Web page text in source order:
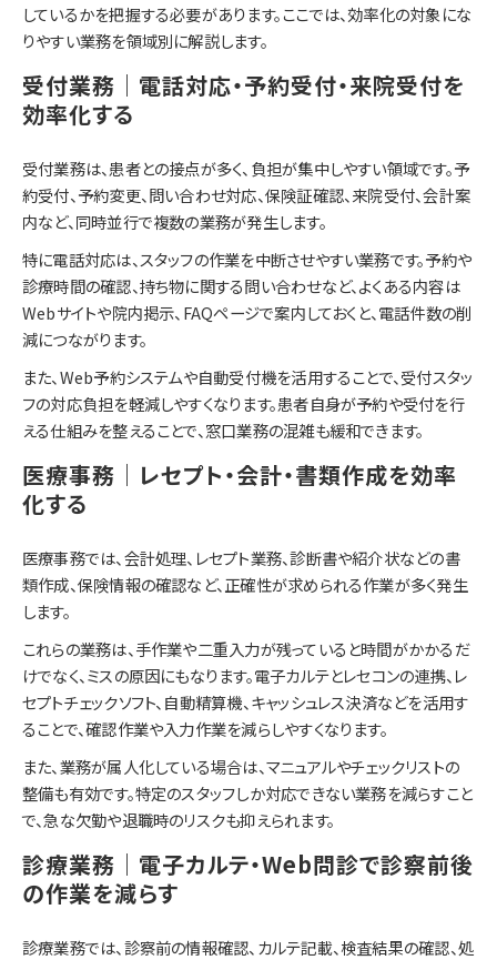
しているかを把握する必要があります。ここでは、効率化の対象にな
りやすい業務を領域別に解説します。
受付業務｜電話対応・予約受付・来院受付を
効率化する
受付業務は、患者との接点が多く、負担が集中しやすい領域です。予
約受付、予約変更、問い合わせ対応、保険証確認、来院受付、会計案
内など、同時並行で複数の業務が発生します。
特に電話対応は、スタッフの作業を中断させやすい業務です。予約や
診療時間の確認、持ち物に関する問い合わせなど、よくある内容は
Webサイトや院内掲示、FAQページで案内しておくと、電話件数の削
減につながります。
また、Web予約システムや自動受付機を活用することで、受付スタッ
フの対応負担を軽減しやすくなります。患者自身が予約や受付を行
える仕組みを整えることで、窓口業務の混雑も緩和できます。
医療事務｜レセプト・会計・書類作成を効率
化する
医療事務では、会計処理、レセプト業務、診断書や紹介状などの書
類作成、保険情報の確認など、正確性が求められる作業が多く発生
します。
これらの業務は、手作業や二重入力が残っていると時間がかかるだ
けでなく、ミスの原因にもなります。電子カルテとレセコンの連携、レ
セプトチェックソフト、自動精算機、キャッシュレス決済などを活用す
ることで、確認作業や入力作業を減らしやすくなります。
また、業務が属人化している場合は、マニュアルやチェックリストの
整備も有効です。特定のスタッフしか対応できない業務を減らすこと
で、急な欠勤や退職時のリスクも抑えられます。
診療業務｜電子カルテ・Web問診で診察前後
の作業を減らす
診療業務では、診察前の情報確認、カルテ記載、検査結果の確認、処